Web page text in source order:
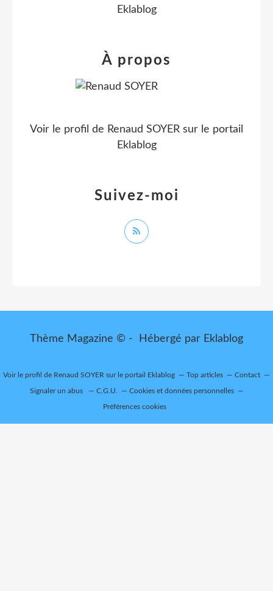
Eklablog
Suivez-moi
À propos
Voir le profil de Renaud SOYER sur le portail
Eklablog
Thème Magazine © - Hébergé par Eklablog
Voir le profil de Renaud SOYER sur le portail Eklablog Top articles Contact
Signaler un abus C.G.U. Cookies et données personnelles
Préférences cookies